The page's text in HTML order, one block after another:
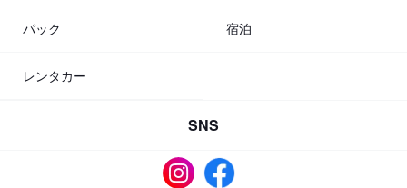
パック 宿泊
レンタカー
SNS